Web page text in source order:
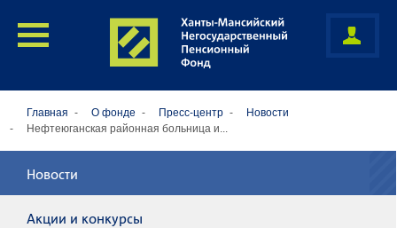
Главная О фонде Пресс-центр
Новости
Нефтеюганская районная больница и...
Новости
Акции и конкурсы